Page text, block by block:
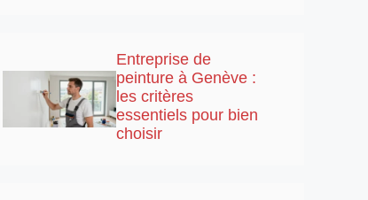
Entreprise de
peinture à Genève :
les critères
essentiels pour bien
choisir